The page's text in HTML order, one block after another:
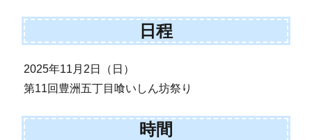
日程
2025年11月2日（日）
第11回豊洲五丁目喰いしん坊祭り
時間